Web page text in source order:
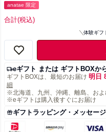
anatae 限定
合計(税込)
体験ギフ
eギフト または ギフトBOXか
ギフトBOXは、最短のお届け 明日
細
※北海道、九州、沖縄、離島、およ
※eギフトは購入後すぐにお届け
ギフトラッピング・メッセー